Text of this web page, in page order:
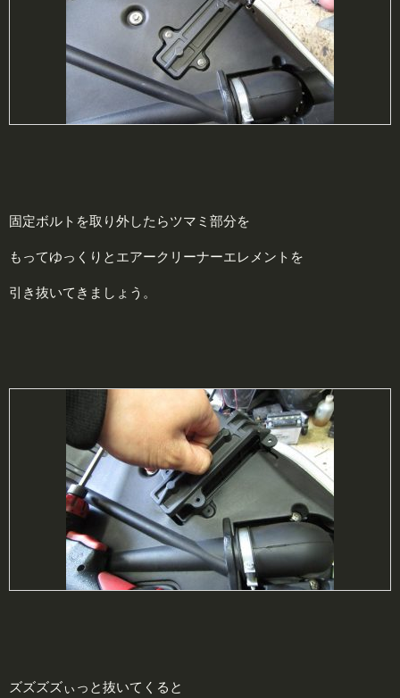
固定ボルトを取り外したらツマミ部分を
もってゆっくりとエアークリーナーエレメントを
引き抜いてきましょう。
ズズズズぃっと抜いてくると